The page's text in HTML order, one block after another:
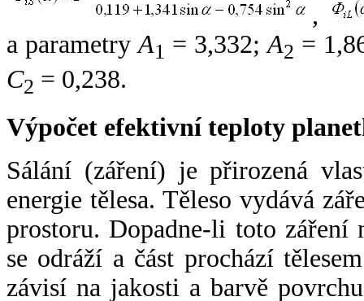
,
a parametryA1 = 3,332;A2 =
C2 = 0,238.
Výpočet efektivní teploty
Sálání (záření) je přirozená
energie tělesa. Těleso vydává
prostoru. Dopadne-li toto záření
se odráží a část prochází
závisí na jakosti a barvě